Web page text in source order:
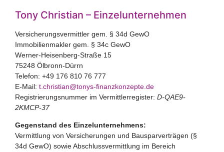
Tony Christian – Einzelunternehmen
Versicherungsvermittler gem. § 34d GewO
Immobilienmakler gem. § 34c GewO
Werner-Heisenberg-Straße 15
75248 Ölbronn-Dürrn
Telefon: +49 176 810 76 777
E-Mail: t.christian@tonys-finanzkonzepte.de
Registrierungsnummer im Vermittlerregister: D-QAE9-
2KMCP-37
Gegenstand des Einzelunternehmens:
Vermittlung von Versicherungen und Bausparverträgen (§
34d GewO) sowie Abschlussvermittlung im Bereich